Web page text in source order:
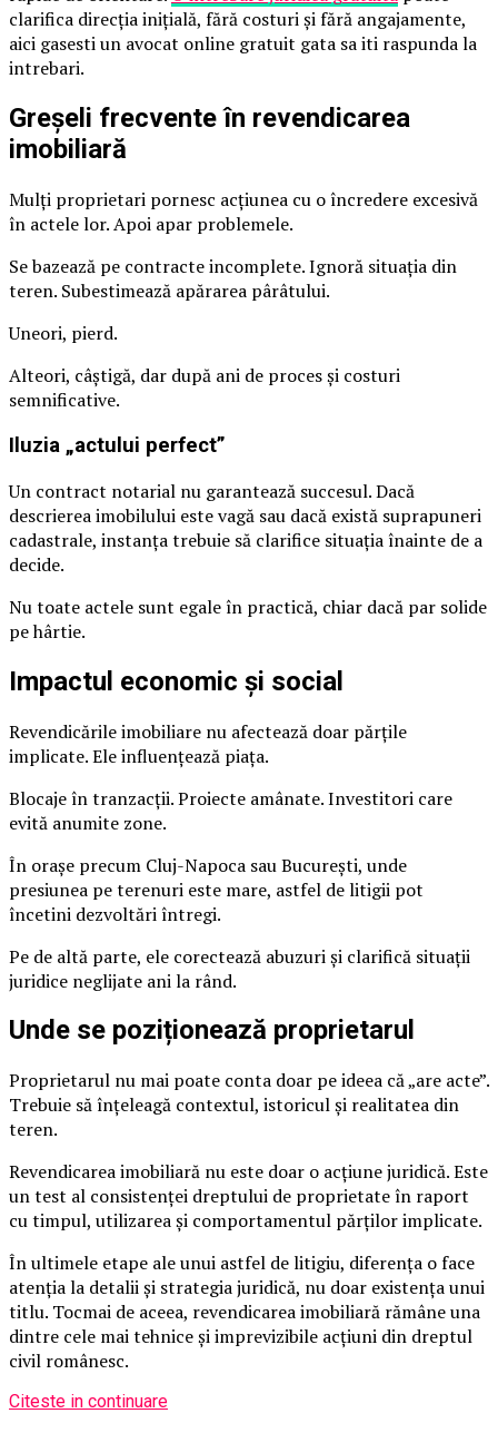
clarifica direcția inițială, fără costuri și fără angajamente,
aici gasesti un avocat online gratuit gata sa iti raspunda la
intrebari.
Greșeli frecvente în revendicarea
imobiliară
Mulți proprietari pornesc acțiunea cu o încredere excesivă
în actele lor. Apoi apar problemele.
Se bazează pe contracte incomplete. Ignoră situația din
teren. Subestimează apărarea pârâtului.
Uneori, pierd.
Alteori, câștigă, dar după ani de proces și costuri
semnificative.
Iluzia „actului perfect”
Un contract notarial nu garantează succesul. Dacă
descrierea imobilului este vagă sau dacă există suprapuneri
cadastrale, instanța trebuie să clarifice situația înainte de a
decide.
Nu toate actele sunt egale în practică, chiar dacă par solide
pe hârtie.
Impactul economic și social
Revendicările imobiliare nu afectează doar părțile
implicate. Ele influențează piața.
Blocaje în tranzacții. Proiecte amânate. Investitori care
evită anumite zone.
În orașe precum Cluj-Napoca sau București, unde
presiunea pe terenuri este mare, astfel de litigii pot
încetini dezvoltări întregi.
Pe de altă parte, ele corectează abuzuri și clarifică situații
juridice neglijate ani la rând.
Unde se poziționează proprietarul
Proprietarul nu mai poate conta doar pe ideea că „are acte”.
Trebuie să înțeleagă contextul, istoricul și realitatea din
teren.
Revendicarea imobiliară nu este doar o acțiune juridică. Este
un test al consistenței dreptului de proprietate în raport
cu timpul, utilizarea și comportamentul părților implicate.
În ultimele etape ale unui astfel de litigiu, diferența o face
atenția la detalii și strategia juridică, nu doar existența unui
titlu. Tocmai de aceea, revendicarea imobiliară rămâne una
dintre cele mai tehnice și imprevizibile acțiuni din dreptul
civil românesc.
Citeste in continuare